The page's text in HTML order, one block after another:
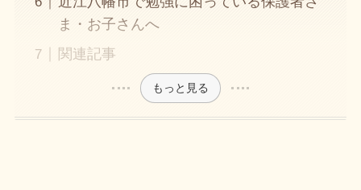
ま・お子さんへ
関連記事
もっと見る